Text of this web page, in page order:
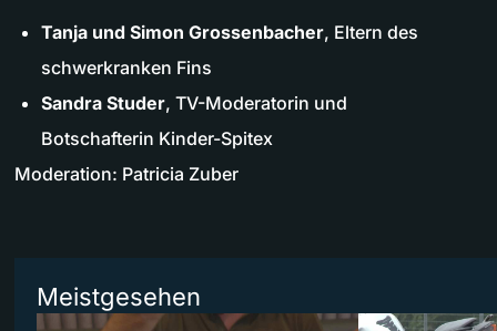
Tanja und Simon Grossenbacher, Eltern des
schwerkranken Fins
Sandra Studer, TV-Moderatorin und
Botschafterin Kinder-Spitex
Moderation: Patricia Zuber
Meistgesehen